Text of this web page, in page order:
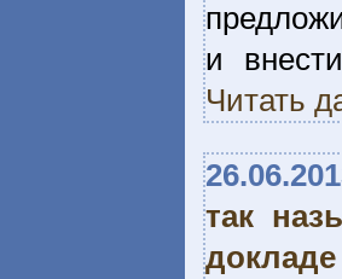
и
Читать
так